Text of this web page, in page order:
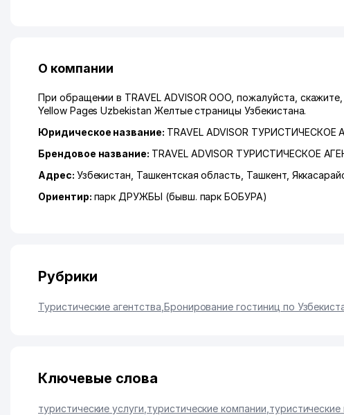
О компании
При обращении в TRAVEL ADVISOR ООО, пожалуйста,
Yellow Pages Uzbekistan Желтые страницы Узбекистана.
Юридическое название: TRAVEL ADVISOR ТУРИСТИЧЕСКОЕ
Брендовое название: TRAVEL ADVISOR ТУРИСТИЧЕСКОЕ
Адрес: Узбекистан, Ташкентская область Ташкент,
Ориентир: парк ДРУЖБЫ (бывш. парк БОБУРА)
Рубрики
Туристические агентства Бронирование гостиниц по
Ключевые слова
туристические услуги туристические компании